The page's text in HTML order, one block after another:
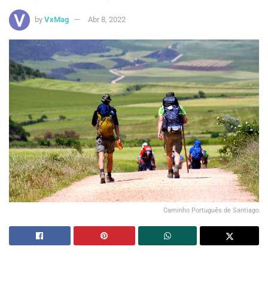
by VxMag Abr 8, 2022
Caminho Português de Santiago